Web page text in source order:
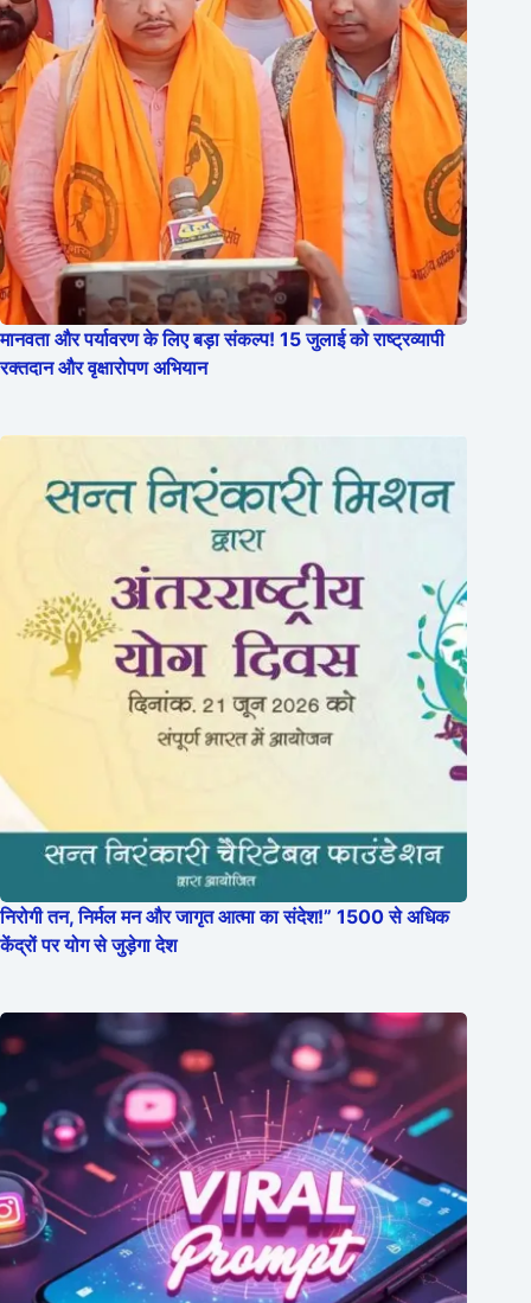
मानवता और पर्यावरण के लिए बड़ा संकल्प! 15 जुलाई को राष्ट्रव्यापी
रक्तदान और वृक्षारोपण अभियान
निरोगी तन, निर्मल मन और जागृत आत्मा का संदेश!” 1500 से अधिक
केंद्रों पर योग से जुड़ेगा देश